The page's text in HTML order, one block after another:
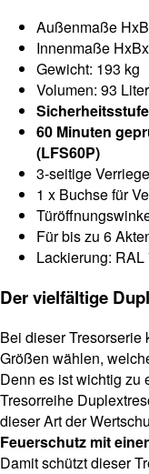
Außenmaße
Innenmaße
Gewicht: 193 kg
Volumen: 93 Liter
60 Minuten
(LFS60P)
3-seitige
1 x Buchse für
Für bis zu 6
Lackierung:
Der vielfältige
Bei dieser Tresorserie
Größen wählen,
Denn es ist wichtig zu
Tresorreihe
dieser Art der
Feuerschutz mit
Damit schützt dieser